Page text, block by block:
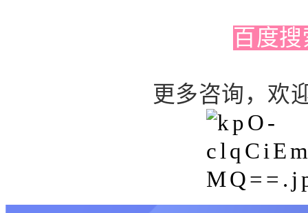
百度
更多咨询，欢